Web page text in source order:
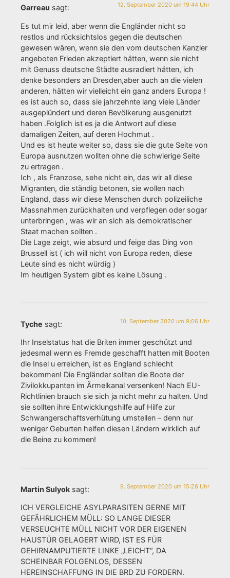
Garreau sagt: 12. September 2020 um 19:44 Uhr
Es tut mir leid, aber wenn die Engländer nicht so
restlos und rücksichtslos gegen die deutschen
gewesen wâren, wenn sie den vom deutschen Kanzler
angeboten Frieden akzeptiert hätten, wenn sie nicht
mit Genuss deutsche Städte ausradiert hätten, ich
denke besonders an Dresden,aber auch an die vielen
anderen, hätten wir vielleicht ein ganz anders Europa !
es ist auch so, dass sie jahrzehnte lang viele Länder
ausgeplündert und deren Bevölkerung ausgenutzt
haben .Folglich ist es ja die Antwort auf diese
damaligen Zeiten, auf deren Hochmut .
Und es ist heute weiter so, dass sie die gute Seite von
Europa ausnutzen wollten ohne die schwierige Seite
zu ertragen .
Ich , als Franzose, sehe nicht ein, das wir all diese
Migranten, die ständig betonen, sie wollen nach
England, dass wir diese Menschen durch polizeiliche
Massnahmen zurückhalten und verpflegen oder sogar
unterbringen , was wir an sich als demokratischer
Staat machen sollten .
Die Lage zeigt, wie absurd und feige das Ding von
Brussell ist ( ich will nicht von Europa reden, diese
Leute sind es nicht würdig )
Im heutigen System gibt es keine Lösung .
Tyche sagt: 10. September 2020 um 9:06 Uhr
Ihr Inselstatus hat die Briten immer geschützt und
jedesmal wenn es Fremde geschafft hatten mit Booten
die Insel u erreichen, ist es England schlecht
bekommen! Die Engländer sollten die Boote der
Zivilokkupanten im Ärmelkanal versenken! Nach EU-
Richtlinien brauch sie sich ja nicht mehr zu halten. Und
sie sollten ihre Entwicklungshilfe auf Hilfe zur
Schwangerschaftsverhütung umstellen – denn nur
weniger Geburten helfen diesen Ländern wirklich auf
die Beine zu kommen!
Martin Sulyok sagt: 9. September 2020 um 15:28 Uhr
ICH VERGLEICHE ASYLPARASITEN GERNE MIT
GEFÄHRLICHEM MÜLL: SO LANGE DIESER
VERSEUCHTE MÜLL NICHT VOR DER EIGENEN
HAUSTÜR GELAGERT WIRD, IST ES FÜR
GEHIRNAMPUTIERTE LINKE „LEICHT“, DA
SCHEINBAR FOLGENLOS, DESSEN
HEREINSCHAFFUNG IN DIE BRD ZU FORDERN.